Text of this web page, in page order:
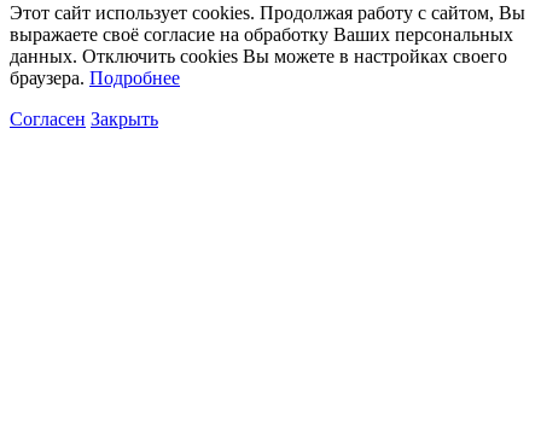
Этот сайт использует cookies. Продолжая работу с сайтом, Вы
выражаете своё согласие на обработку Ваших персональных
данных. Отключить cookies Вы можете в настройках своего
браузера. Подробнее
Согласен Закрыть